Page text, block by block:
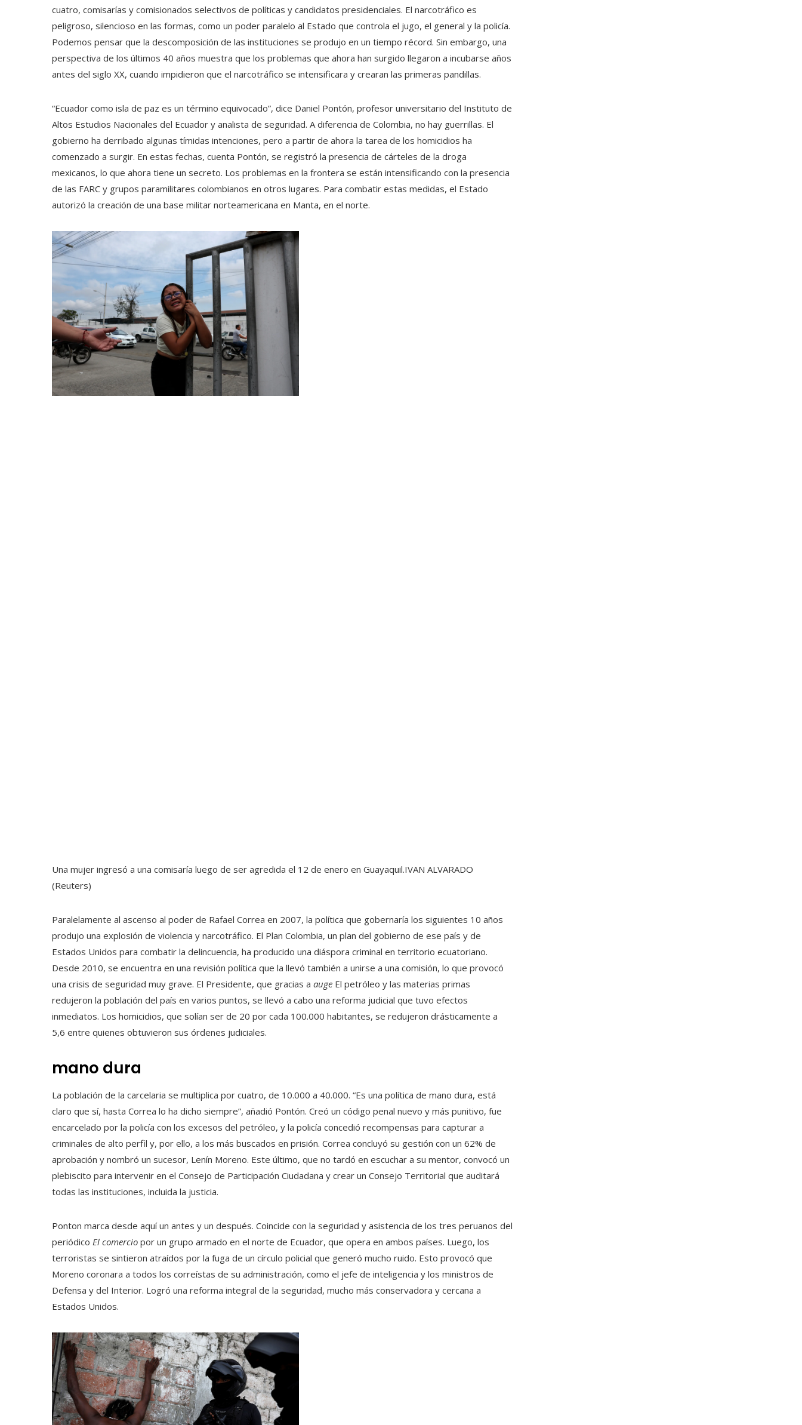
cuatro, comisarías y comisionados selectivos de políticas y candidatos presidenciales. El narcotráfico es
peligroso, silencioso en las formas, como un poder paralelo al Estado que controla el jugo, el general y la policía.
Podemos pensar que la descomposición de las instituciones se produjo en un tiempo récord. Sin embargo, una
perspectiva de los últimos 40 años muestra que los problemas que ahora han surgido llegaron a incubarse años
antes del siglo XX, cuando impidieron que el narcotráfico se intensificara y crearan las primeras pandillas.
“Ecuador como isla de paz es un término equivocado”, dice Daniel Pontón, profesor universitario del Instituto de
Altos Estudios Nacionales del Ecuador y analista de seguridad. A diferencia de Colombia, no hay guerrillas. El
gobierno ha derribado algunas tímidas intenciones, pero a partir de ahora la tarea de los homicidios ha
comenzado a surgir. En estas fechas, cuenta Pontón, se registró la presencia de cárteles de la droga
mexicanos, lo que ahora tiene un secreto. Los problemas en la frontera se están intensificando con la presencia
de las FARC y grupos paramilitares colombianos en otros lugares. Para combatir estas medidas, el Estado
autorizó la creación de una base militar norteamericana en Manta, en el norte.
Una mujer ingresó a una comisaría luego de ser agredida el 12 de enero en Guayaquil.IVAN ALVARADO
(Reuters)
Paralelamente al ascenso al poder de Rafael Correa en 2007, la política que gobernaría los siguientes 10 años
produjo una explosión de violencia y narcotráfico. El Plan Colombia, un plan del gobierno de ese país y de
Estados Unidos para combatir la delincuencia, ha producido una diáspora criminal en territorio ecuatoriano.
Desde 2010, se encuentra en una revisión política que la llevó también a unirse a una comisión, lo que provocó
una crisis de seguridad muy grave. El Presidente, que gracias a auge El petróleo y las materias primas
redujeron la población del país en varios puntos, se llevó a cabo una reforma judicial que tuvo efectos
inmediatos. Los homicidios, que solían ser de 20 por cada 100.000 habitantes, se redujeron drásticamente a
5,6 entre quienes obtuvieron sus órdenes judiciales.
mano dura
La población de la carcelaria se multiplica por cuatro, de 10.000 a 40.000. “Es una política de mano dura, está
claro que sí, hasta Correa lo ha dicho siempre”, añadió Pontón. Creó un código penal nuevo y más punitivo, fue
encarcelado por la policía con los excesos del petróleo, y la policía concedió recompensas para capturar a
criminales de alto perfil y, por ello, a los más buscados en prisión. Correa concluyó su gestión con un 62% de
aprobación y nombró un sucesor, Lenín Moreno. Este último, que no tardó en escuchar a su mentor, convocó un
plebiscito para intervenir en el Consejo de Participación Ciudadana y crear un Consejo Territorial que auditará
todas las instituciones, incluida la justicia.
Ponton marca desde aquí un antes y un después. Coincide con la seguridad y asistencia de los tres peruanos del
periódico El comercio por un grupo armado en el norte de Ecuador, que opera en ambos países. Luego, los
terroristas se sintieron atraídos por la fuga de un círculo policial que generó mucho ruido. Esto provocó que
Moreno coronara a todos los correístas de su administración, como el jefe de inteligencia y los ministros de
Defensa y del Interior. Logró una reforma integral de la seguridad, mucho más conservadora y cercana a
Estados Unidos.